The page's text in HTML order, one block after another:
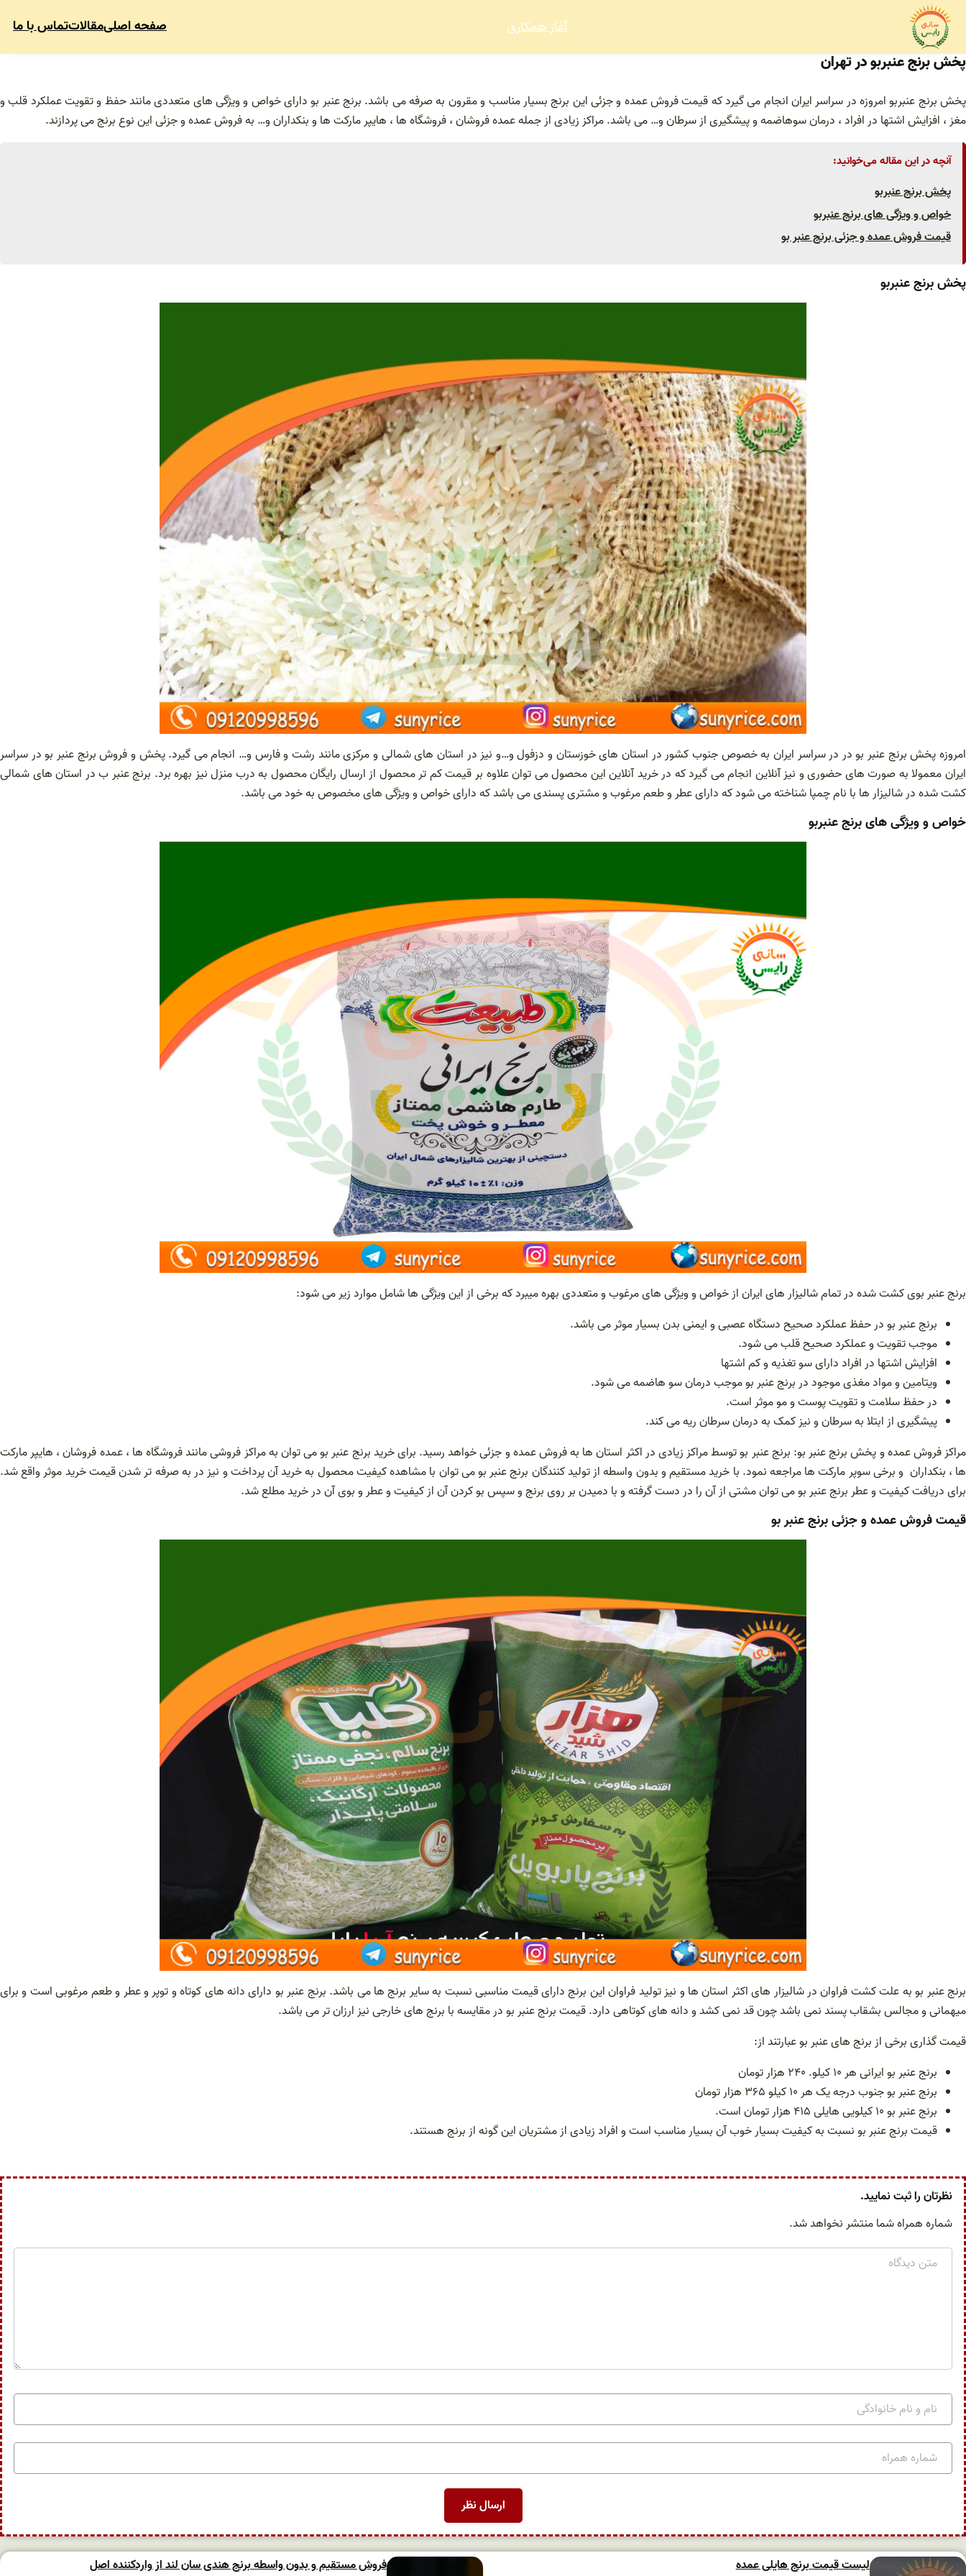
محتوا
آغاز همکاری صفحه اصلیمقالاتتماس با ما
پخش برنج عنبربو در تهران
پخش برنج عنبربو امروزه در سراسر ایران انجام می گیرد که قیمت فروش عمده و جزئی این برنج بسیار مناسب و مقرون به صرفه می باشد. برنج عنبر بو دارای خواص و ویژگی های متعددی مانند حفظ و تقویت عملکرد قلب و
مغز ، افزایش اشتها در افراد ، درمان سوهاضمه و پیشگیری از سرطان و… می باشد. مراکز زیادی از جمله عمده فروشان ، فروشگاه ها ، هایپر مارکت ها و بنکداران و… به فروش عمده و جزئی این نوع برنج می پردازند.
آنچه در این مقاله می‌خوانید:
پخش برنج عنبربو
خواص و ویژگی های برنج عنبربو
قیمت فروش عمده و جزئی برنج عنبر بو
پخش برنج عنبربو
امروزه پخش برنج عنبر بو در در سراسر ایران به خصوص جنوب کشور در استان های خوزستان و دزفول و…و نیز در استان های شمالی و مرکزی مانند رشت و فارس و… انجام می گیرد. پخش و فروش برنج عنبر بو در سراسر
ایران معمولا به صورت های حضوری و نیز آنلاین انجام می گیرد که در خرید آنلاین این محصول می توان علاوه بر قیمت کم تر محصول از ارسال رایگان محصول به درب منزل نیز بهره برد. برنج عنبر ب در استان های شمالی
کشت شده در شالیزار ها با نام چمپا شناخته می شود که دارای عطر و طعم مرغوب و مشتری پسندی می باشد که دارای خواص و ویژگی های مخصوص به خود می باشد.
خواص و ویژگی های برنج عنبربو
برنج عنبر بوی کشت شده در تمام شالیزار های ایران از خواص و ویژگی های مرغوب و متعددی بهره میبرد که برخی از این ویژگی ها شامل موارد زیر می شود:
برنج عنبر بو در حفظ عملکرد صحیح دستگاه عصبی و ایمنی بدن بسیار موثر می باشد.
موجب تقویت و عملکرد صحیح قلب می شود.
افزایش اشتها در افراد دارای سو تغذیه و کم اشتها
ویتامین و مواد مغذی موجود در برنج عنبر بو موجب درمان سو هاضمه می شود.
در حفظ سلامت و تقویت پوست و مو موثر است.
پیشگیری از ابتلا به سرطان و نیز کمک به درمان سرطان ریه می کند.
مراکز فروش عمده و پخش برنج عنبر بو: برنج عنبر بو توسط مراکز زیادی در اکثر استان ها به فروش عمده و جزئی خواهد رسید. برای خرید برنج عنبر بو می توان به مراکز فروشی مانند فروشگاه ها ، عمده فروشان ، هایپر مارکت
ها ، بنکداران و برخی سوپر مارکت ها مراجعه نمود. با خرید مستقیم و بدون واسطه از تولید کنندگان برنج عنبر بو می توان با مشاهده کیفیت محصول به خرید آن پرداخت و نیز در به صرفه تر شدن قیمت خرید موثر واقع شد.
برای دریافت کیفیت و عطر برنج عنبر بو می توان مشتی از آن را در دست گرفته و با دمیدن بر روی برنج و سپس بو کردن آن از کیفیت و عطر و بوی آن در خرید مطلع شد.
قیمت فروش عمده و جزئی برنج عنبر بو
برنج عنبر بو به علت کشت فراوان در شالیزار های اکثر استان ها و نیز تولید فراوان این برنج دارای قیمت مناسبی نسبت به سایر برنج ها می باشد. برنج عنبر بو دارای دانه های کوتاه و توپر و عطر و طعم مرغوبی است و برای
میهمانی و مجالس بشقاب پسند نمی باشد چون قد نمی کشد و دانه های کوتاهی دارد. قیمت برنج عنبر بو در مقایسه با برنج های خارجی نیز ارزان تر می باشد.
قیمت گذاری برخی از برنج های عنبر بو عبارتند از:
برنج عنبر بو ایرانی هر ۱۰ کیلو. ۲۴۰ هزار تومان
برنج عنبر بو جنوب درجه یک هر ۱۰ کیلو ۳۶۵ هزار تومان
برنج عنبر بو ۱۰ کیلویی هایلی ۴۱۵ هزار تومان است.
قیمت برنج عنبر بو نسبت به کیفیت بسیار خوب آن بسیار مناسب است و افراد زیادی از مشتریان این گونه از برنج هستند.
نظرتان را ثبت نمایید.
شماره همراه شما منتشر نخواهد شد.
لیست قیمت برنج هایلی عمده فروش مستقیم و بدون واسطه برنج هندی سان لند از واردکننده اصل